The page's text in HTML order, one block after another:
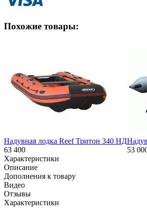
Похожие товары:
Надувная лодка Reef Тритон 340 НД
63 400
53
Характеристики
Описание
Дополнения к товару
Видео
Отзывы
Характеристики